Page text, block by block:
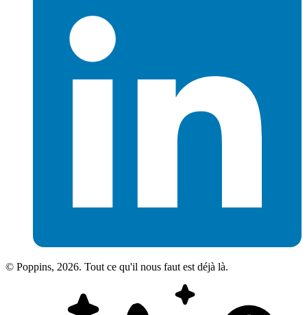
© Poppins, 2026. Tout ce qu'il nous faut est déjà là.